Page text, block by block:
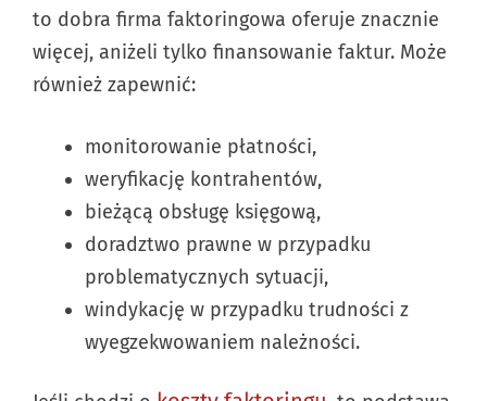
to dobra firma faktoringowa oferuje znacznie
więcej, aniżeli tylko finansowanie faktur. Może
również zapewnić:
monitorowanie płatności,
weryfikację kontrahentów,
bieżącą obsługę księgową,
doradztwo prawne w przypadku
problematycznych sytuacji,
windykację w przypadku trudności z
wyegzekwowaniem należności.